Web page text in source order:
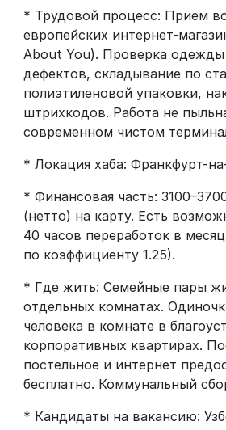
* Трудовой процесс: Прием
европейских интернет-
About You). Проверка одежды
дефектов, складывание по
полиэтиленовой упаковки,
штрихкодов. Работа не
современном чистом
* Локация хаба: Франкфурт-
* Финансовая часть:
(нетто) на карту. Есть
40 часов переработок в
по коэффициенту 1.25).
* Где жить: Семейные пары
отдельных комнатах.
человека в комнате в
корпоративных квартирах.
постельное и интернет
бесплатно. Коммунальный
* Кандидаты на вакансию: